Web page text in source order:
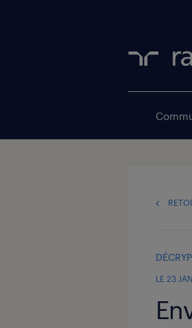
LE 23